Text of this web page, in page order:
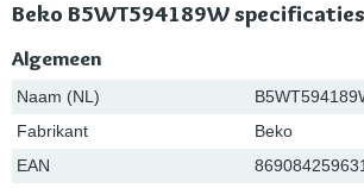
Beko B5WT594189W specificaties
Algemeen
Naam (NL)
Fabrikant
Beko
EAN